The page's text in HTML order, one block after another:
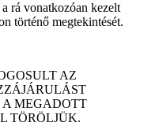
rá vonatkozóan kezelt
történő megtekintését.
AZ
A MEGADOTT
TÖRÖLJÜK.